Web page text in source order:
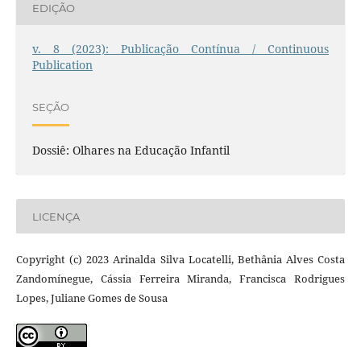
EDIÇÃO
v. 8 (2023): Publicação Contínua / Continuous
Publication
SEÇÃO
Dossiê: Olhares na Educação Infantil
LICENÇA
Copyright (c) 2023 Arinalda Silva Locatelli, Bethânia Alves Costa
Zandomínegue, Cássia Ferreira Miranda, Francisca Rodrigues
Lopes, Juliane Gomes de Sousa